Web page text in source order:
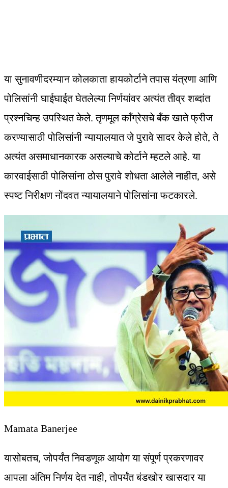
या सुनावणीदरम्यान कोलकाता हायकोर्टाने तपास यंत्रणा आणि
पोलिसांनी घाईघाईत घेतलेल्या निर्णयांवर अत्यंत तीव्र शब्दांत
प्रश्नचिन्ह उपस्थित केले. तृणमूल काँग्रेसचे बँक खाते फ्रीज
करण्यासाठी पोलिसांनी न्यायालयात जे पुरावे सादर केले होते, ते
अत्यंत असमाधानकारक असल्याचे कोर्टाने म्हटले आहे. या
कारवाईसाठी पोलिसांना ठोस पुरावे शोधता आलेले नाहीत, असे
स्पष्ट निरीक्षण नोंदवत न्यायालयाने पोलिसांना फटकारले.
Mamata Banerjee
यासोबतच, जोपर्यंत निवडणूक आयोग या संपूर्ण प्रकरणावर
आपला अंतिम निर्णय देत नाही, तोपर्यंत बंडखोर खासदार या